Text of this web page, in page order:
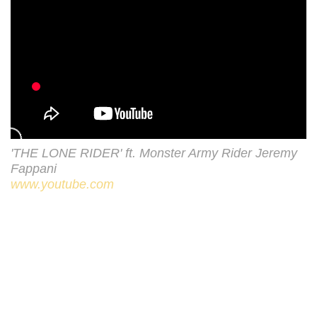
'THE LONE RIDER' ft. Monster Army Rider Jeremy
Fappani
www.youtube.com